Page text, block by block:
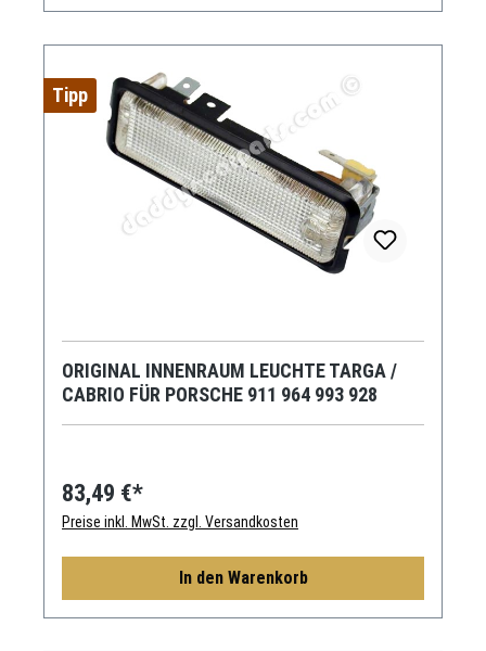
Tipp
ORIGINAL INNENRAUM LEUCHTE TARGA /
CABRIO FÜR PORSCHE 911 964 993 928
83,49 €*
Preise inkl. MwSt. zzgl. Versandkosten
In den Warenkorb